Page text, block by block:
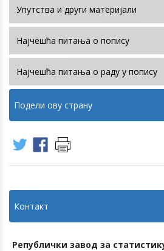
Упутства и други материјали
Најчешћа питања о попису
Најчешћа питања о раду у попису
Подели ову страну
Контакт
Републички завод за